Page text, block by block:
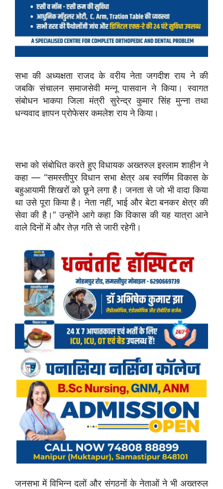
सभा की अध्यक्षता राजद के वरीय नेता जगदीश राय ने की
जबकि संचालन समाजसेवी मन्नू पासवान ने किया। स्वागत
संबोधन भाकपा जिला मंत्री सुरेन्द्र कुमार सिंह मुन्ना तथा
धन्यवाद ज्ञापन प्रोफेसर कमलेश राय ने किया।
सभा को संबोधित करते हुए विधायक अख्तरुल इस्लाम शाहीन ने
कहा — “समस्तीपुर विधान सभा क्षेत्र अब स्वर्णिम विकास के
बहुआयामी शिखरों को छूने लगा है। जनता से जो भी वादा किया
था उसे पूरा किया है। नेता नहीं, भाई और बेटा बनकर क्षेत्र की
सेवा की है।” उन्होंने आगे कहा कि विकास की यह यात्रा आने
वाले दिनों में और तेज़ गति से जारी रहेगी।
जनसभा में विभिन्न दलों और संगठनों के नेताओं ने भी अख्तरुल